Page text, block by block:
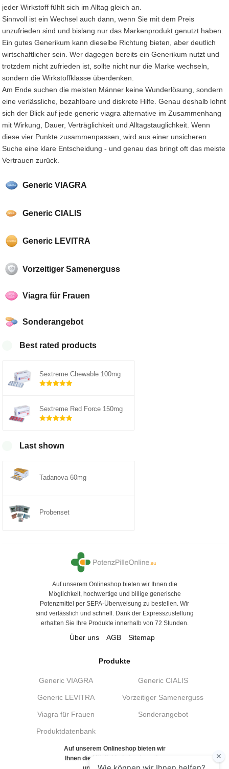
Generic VIAGRA
Generic CIALIS
Generic LEVITRA
Vorzeitiger Samenerguss
Viagra für Frauen
Sonderangebot
Best rated products
Sextreme Chewable 100mg
Sextreme Red Force 150mg
Last shown
Tadanova 60mg
Probenset
jeder Wirkstoff fühlt sich im Alltag gleich an.
Sinnvoll ist ein Wechsel auch dann, wenn Sie mit dem Preis
unzufrieden sind und bislang nur das Markenprodukt genutzt haben.
Ein gutes Generikum kann dieselbe Richtung bieten, aber deutlich
wirtschaftlicher sein. Wer dagegen bereits ein Generikum nutzt und
trotzdem nicht zufrieden ist, sollte nicht nur die Marke wechseln,
sondern die Wirkstoffklasse überdenken.
Am Ende suchen die meisten Männer keine Wunderlösung, sondern
eine verlässliche, bezahlbare und diskrete Hilfe. Genau deshalb lohnt
sich der Blick auf jede generic viagra alternative im Zusammenhang
mit Wirkung, Dauer, Verträglichkeit und Alltagstauglichkeit. Wenn
diese vier Punkte zusammenpassen, wird aus einer unsicheren
Suche eine klare Entscheidung - und genau das bringt oft das meiste
Vertrauen zurück.
Auf unserem Onlineshop bieten wir Ihnen die
Möglichkeit, hochwertige und billige generische
Potenzmittel per SEPA-Überweisung zu bestellen. Wir
sind verlässlich und schnell. Dank der Expresszustellung
erhalten Sie Ihre Produkte innerhalb von 72 Stunden.
Über uns AGB Sitemap
Produkte
Generic VIAGRA Generic CIALIS
Generic LEVITRA Vorzeitiger Samenerguss
Viagra für Frauen Sonderangebot
Produktdatenbank
Auf unserem Onlineshop bieten wir
Ihnen die Möglichkeit, hochwertige